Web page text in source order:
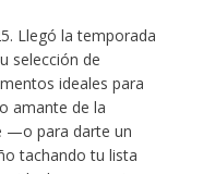
Llegó la temporada
selección de
ideales para
amante de la
—o para darte un
tachando tu lista